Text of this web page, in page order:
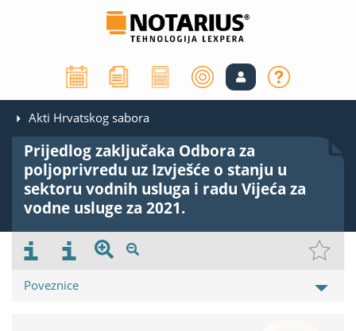
Akti Hrvatskog sabora
Prijedlog zaključaka Odbora za
poljoprivredu uz Izvješće o stanju u
sektoru vodnih usluga i radu Vijeća za
vodne usluge za 2021.
Poveznice